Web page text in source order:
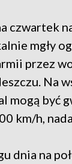
czwartek
mgły
przez
Na
mogą być
km/h,
dnia na